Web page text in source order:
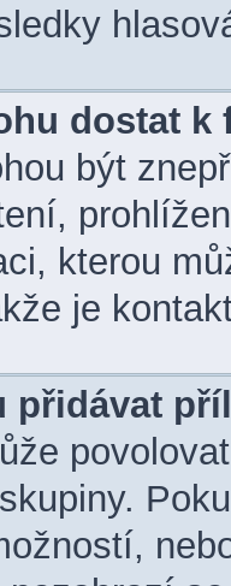
dostat k
být
kterou
je
přidávat